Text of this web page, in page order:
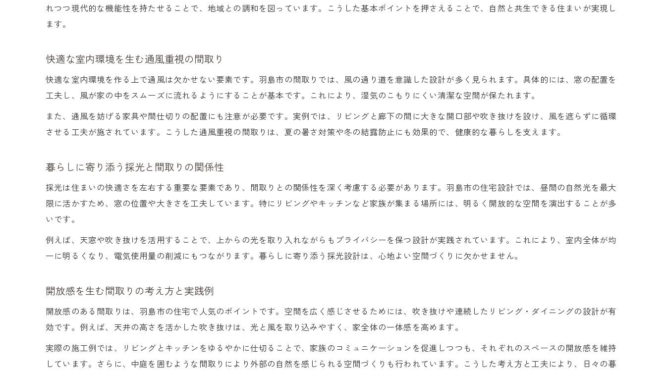
音に配慮した間取り配置のポイント
家事動線効率化のための間取り工夫
収納力を高める間取り設計のアイデア
スーモカウンターも注目の間取り事例
将来を見据えた間取りの工夫ポイント
家族構成に合わせた間取り選びの工夫
愛知県家づくりにも通じる間取り実践法
将来に備える間取りの選び方ガイド
れつつ現代的な機能性を持たせることで、地域との調和を図っています。こうした基本ポイントを押さえることで、自然と共生できる住まいが実現し
ます。
快適な室内環境を生む通風重視の間取り
快適な室内環境を作る上で通風は欠かせない要素です。羽島市の間取りでは、風の通り道を意識した設計が多く見られます。具体的には、窓の配置を
工夫し、風が家の中をスムーズに流れるようにすることが基本です。これにより、湿気のこもりにくい清潔な空間が保たれます。
また、通風を妨げる家具や間仕切りの配置にも注意が必要です。実例では、リビングと廊下の間に大きな開口部や吹き抜けを設け、風を遮らずに循環
させる工夫が施されています。こうした通風重視の間取りは、夏の暑さ対策や冬の結露防止にも効果的で、健康的な暮らしを支えます。
暮らしに寄り添う採光と間取りの関係性
採光は住まいの快適さを左右する重要な要素であり、間取りとの関係性を深く考慮する必要があります。羽島市の住宅設計では、昼間の自然光を最大
限に活かすため、窓の位置や大きさを工夫しています。特にリビングやキッチンなど家族が集まる場所には、明るく開放的な空間を演出することが多
いです。
例えば、天窓や吹き抜けを活用することで、上からの光を取り入れながらもプライバシーを保つ設計が実践されています。これにより、室内全体が均
一に明るくなり、電気使用量の削減にもつながります。暮らしに寄り添う採光設計は、心地よい空間づくりに欠かせません。
開放感を生む間取りの考え方と実践例
開放感のある間取りは、羽島市の住宅で人気のポイントです。空間を広く感じさせるためには、吹き抜けや連続したリビング・ダイニングの設計が有
効です。例えば、天井の高さを活かした吹き抜けは、光と風を取り込みやすく、家全体の一体感を高めます。
実際の施工例では、リビングとキッチンをゆるやかに仕切ることで、家族のコミュニケーションを促進しつつも、それぞれのスペースの開放感を維持
しています。さらに、中庭を囲むような間取りにより外部の自然を感じられる空間づくりも行われています。こうした考え方と工夫により、日々の暮